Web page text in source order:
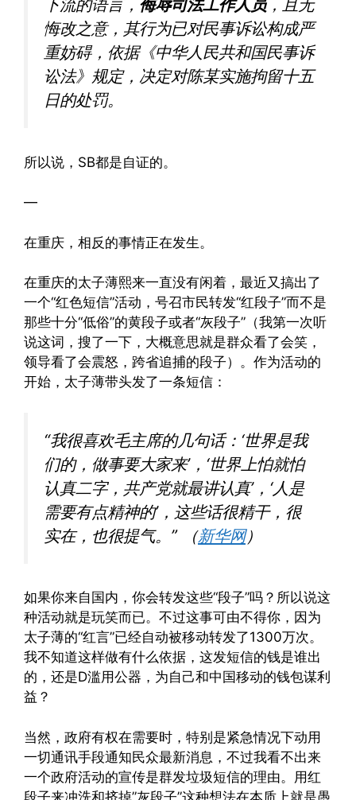
下流的语言， 侮辱司法工作人员，且无
悔改之意，其行为已对民事诉讼构成严
重妨碍，依据《中华人民共和国民事诉
讼法》规定，决定对陈某实施拘留十五
日的处罚。
所以说，SB都是自证的。
—
在重庆，相反的事情正在发生。
在重庆的太子薄熙来一直没有闲着，最近又搞出了
一个“红色短信”活动，号召市民转发“红段子”而不是
那些十分“低俗”的黄段子或者“灰段子”（我第一次听
说这词，搜了一下，大概意思就是群众看了会笑，
领导看了会震怒，跨省追捕的段子）。作为活动的
开始，太子薄带头发了一条短信：
“我很喜欢毛主席的几句话：‘世界是我
们的，做事要大家来’，‘世界上怕就怕
认真二字，共产党就最讲认真’，‘人是
需要有点精神的’，这些话很精干，很
实在，也很提气。” （新华网）
如果你来自国内，你会转发这些“段子”吗？所以说这
种活动就是玩笑而已。不过这事可由不得你，因为
太子薄的“红言”已经自动被移动转发了1300万次。
我不知道这样做有什么依据，这发短信的钱是谁出
的，还是D滥用公器，为自己和中国移动的钱包谋利
益？
当然，政府有权在需要时，特别是紧急情况下动用
一切通讯手段通知民众最新消息，不过我看不出来
一个政府活动的宣传是群发垃圾短信的理由。用红
段子来冲洗和挤掉”灰段子”这种想法在本质上就是愚